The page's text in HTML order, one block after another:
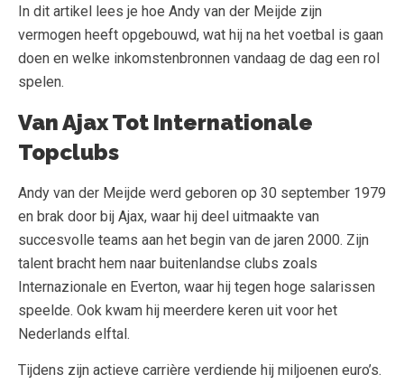
In dit artikel lees je hoe Andy van der Meijde zijn
vermogen heeft opgebouwd, wat hij na het voetbal is gaan
doen en welke inkomstenbronnen vandaag de dag een rol
spelen.
Van Ajax Tot Internationale
Topclubs
Andy van der Meijde werd geboren op 30 september 1979
en brak door bij Ajax, waar hij deel uitmaakte van
succesvolle teams aan het begin van de jaren 2000. Zijn
talent bracht hem naar buitenlandse clubs zoals
Internazionale en Everton, waar hij tegen hoge salarissen
speelde. Ook kwam hij meerdere keren uit voor het
Nederlands elftal.
Tijdens zijn actieve carrière verdiende hij miljoenen euro’s.